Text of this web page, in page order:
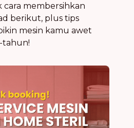
cara membersihkan
berikut, plus tips
mesin kamu awet
tahun!